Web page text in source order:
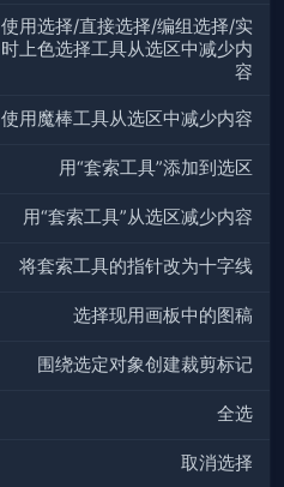
使用选择/直接选择/编组选择/实
时上色选择工具从选区中减少内
容
使用魔棒工具从选区中减少内容
用“套索工具”添加到选区
用“套索工具”从选区减少内容
将套索工具的指针改为十字线
选择现用画板中的图稿
围绕选定对象创建裁剪标记
全选
取消选择